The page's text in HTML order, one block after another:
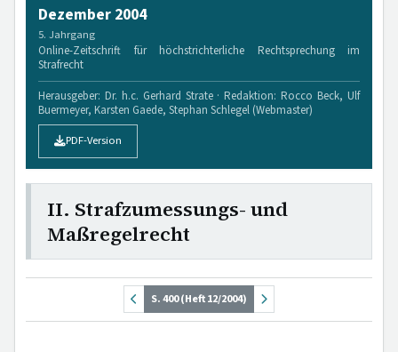
Dezember 2004
5. Jahrgang
Online-Zeitschrift für höchstrichterliche Rechtsprechung im
Strafrecht
Herausgeber: Dr. h.c. Gerhard Strate · Redaktion: Rocco Beck, Ulf
Buermeyer, Karsten Gaede, Stephan Schlegel (Webmaster)
PDF-Version
II. Strafzumessungs- und
Maßregelrecht
S. 400 (Heft 12/2004)